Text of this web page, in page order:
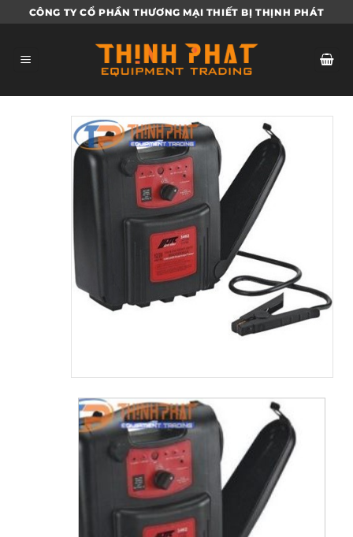
qua
dung
CÔNG TY CỔ PHẦN THƯƠNG MẠI THIẾT BỊ THỊNH PHÁT